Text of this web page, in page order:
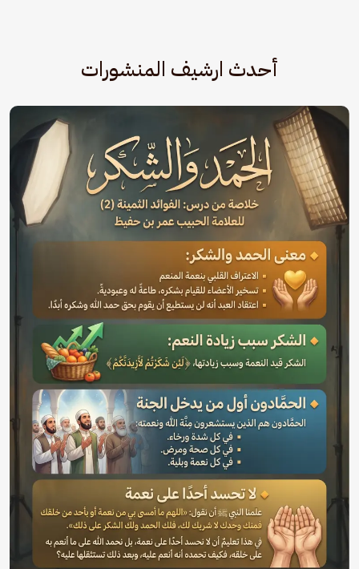
أحدث ارشيف المنشورات
الصورة